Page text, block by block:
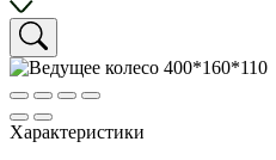
Характеристики